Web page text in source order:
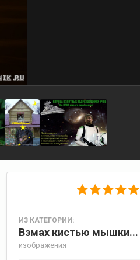
ИЗ КАТЕГОРИИ:
Взмах кистью мышки...
изображения